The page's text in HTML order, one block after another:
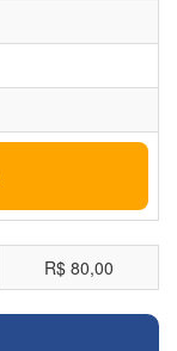
R$ 80,00